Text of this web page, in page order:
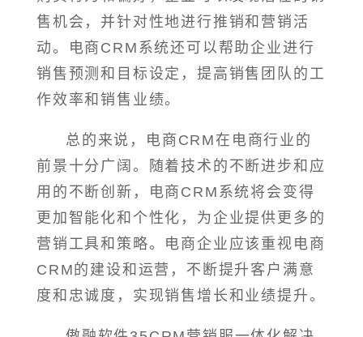
售机会，并针对性地进行推销和营销活
动。电商CRM系统还可以帮助企业进行
销售预测和目标设定，提高销售团队的工
作效率和销售业绩。
总的来说，电商CRM在电商行业的
前景十分广阔。随着技术的不断进步和应
用的不断创新，电商CRM系统将会变得
更加智能化和个性化，为企业提供更多的
营销工具和策略。电商企业应该重视电商
CRM的建设和运营，不断提升客户满意
度和忠诚度，实现销售增长和业绩提升。